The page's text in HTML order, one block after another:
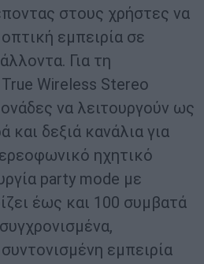
στους χρήστες να
εμπειρία σε
Για τη
Wireless Stereo
να λειτουργούν ως
και δεξιά κανάλια για
ηχητικό
party mode με
έως και 100 συμβατά
εμπειρία